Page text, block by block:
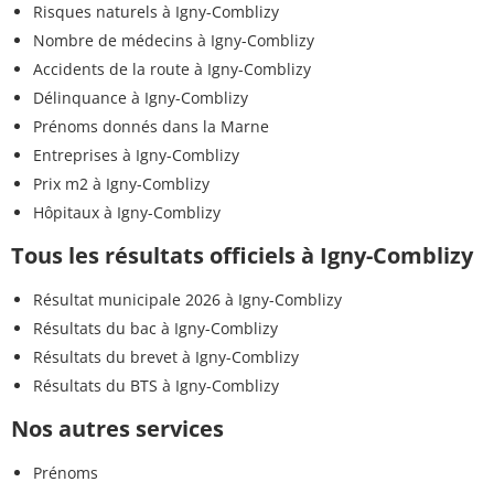
Risques naturels à Igny-Comblizy
Nombre de médecins à Igny-Comblizy
Accidents de la route à Igny-Comblizy
Délinquance à Igny-Comblizy
Prénoms donnés dans la Marne
Entreprises à Igny-Comblizy
Prix m2 à Igny-Comblizy
Hôpitaux à Igny-Comblizy
Tous les résultats officiels à Igny-Comblizy
Résultat municipale 2026 à Igny-Comblizy
Résultats du bac à Igny-Comblizy
Résultats du brevet à Igny-Comblizy
Résultats du BTS à Igny-Comblizy
Nos autres services
Prénoms